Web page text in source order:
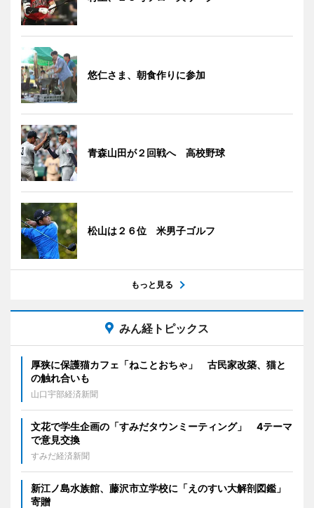
悠仁さま、朝食作りに参加
青森山田が２回戦へ 高校野球
松山は２６位 米男子ゴルフ
もっと見る
みん経トピックス
厚狭に保護猫カフェ「ねことおちゃ」 古民家改築、猫と
の触れ合いも
山口宇部経済新聞
文花で学生企画の「すみだタウンミーティング」 4テーマ
で意見交換
すみだ経済新聞
新江ノ島水族館、藤沢市立学校に「えのすい大解剖図鑑」
寄贈